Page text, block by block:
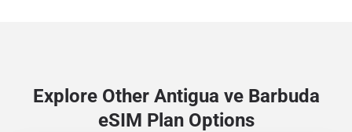
Explore Other Antigua ve Barbuda
eSIM Plan Options